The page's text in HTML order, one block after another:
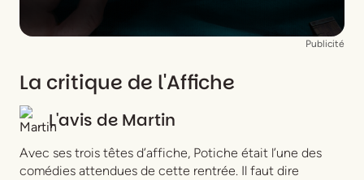
Siksou, Camille Vitté
Publicité
La critique de l'Affiche
L'avis de Martin
Avec ses trois têtes d’affiche, Potiche était l’une des
comédies attendues de cette rentrée. Il faut dire